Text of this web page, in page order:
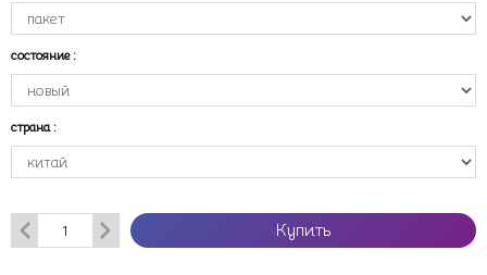
состояние :
страна :
Купить